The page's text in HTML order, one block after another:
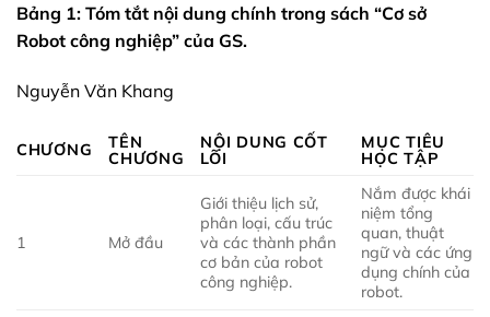
Bảng 1: Tóm tắt nội dung chính trong sách “Cơ sở
Robot công nghiệp” của GS.
Nguyễn Văn Khang
CHƯƠNG
TÊN
CHƯƠNG
NỘI DUNG CỐT
LÕI
MỤC TIÊU
HỌC TẬP
1 Mở đầu
Giới thiệu lịch sử,
phân loại, cấu trúc
và các thành phần
cơ bản của robot
công nghiệp.
Nắm được khái
niệm tổng
quan, thuật
ngữ và các ứng
dụng chính của
robot.